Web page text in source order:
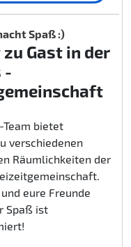
Spaß :)
Gast in der
-
Team bietet
verschiedenen
Räumlichkeiten der
eure Freunde
Spaß ist